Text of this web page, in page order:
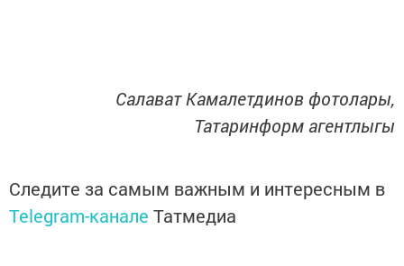
Салават Камалетдинов фотолары,
Татаринформ агентлыгы
Следите за самым важным и интересным в
Telegram-канале Татмедиа